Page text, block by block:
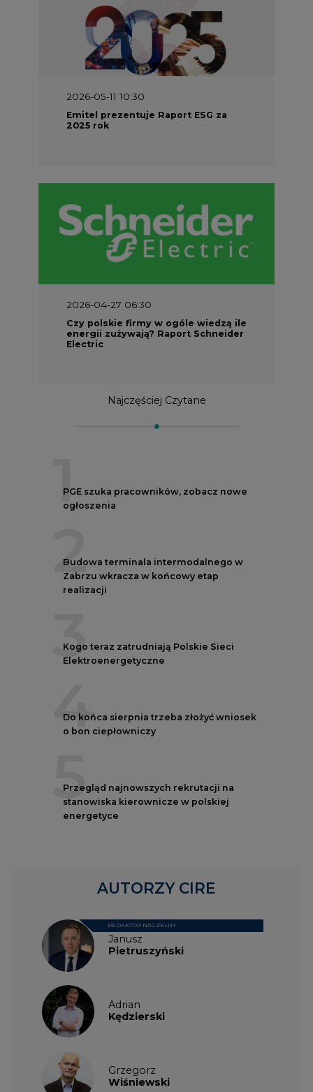
2026-05-11 10:30
Emitel prezentuje Raport ESG za
2025 rok
2026-04-27 06:30
Czy polskie firmy w ogóle wiedzą ile
energii zużywają? Raport Schneider
Electric
Najczęściej Czytane
1
PGE szuka pracowników, zobacz nowe
ogłoszenia
2
Budowa terminala intermodalnego w
Zabrzu wkracza w końcowy etap
realizacji
3
Kogo teraz zatrudniają Polskie Sieci
Elektroenergetyczne
4
Do końca sierpnia trzeba złożyć wniosek
o bon ciepłowniczy
5
Przegląd najnowszych rekrutacji na
stanowiska kierownicze w polskiej
energetyce
Janusz
Pietruszyński
REDAKTOR NACZELNY
Adrian
Kędzierski
Grzegorz
Wiśniewski
AUTORZY CIRE